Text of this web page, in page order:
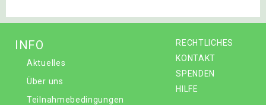
RECHTLICHES
KONTAKT
SPENDEN
HILFE
INFO
Aktuelles
Über uns
Teilnahmebedingungen